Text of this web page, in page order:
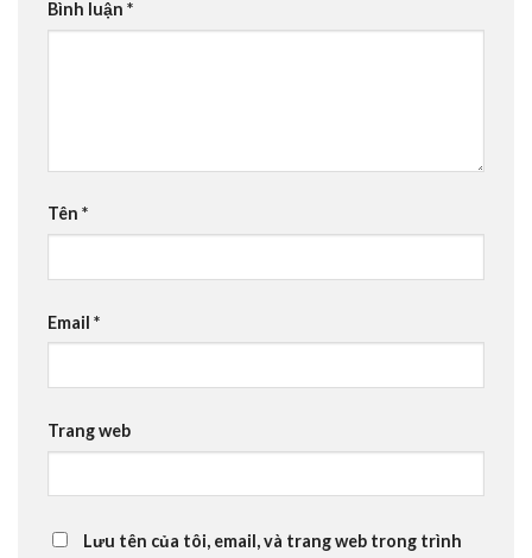
Bình luận *
Tên *
Email *
Trang web
Lưu tên của tôi, email, và trang web trong trình